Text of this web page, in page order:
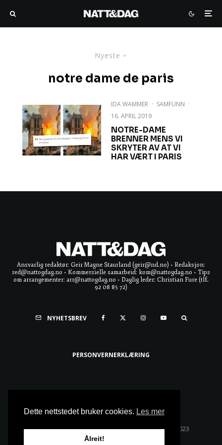
Nyeste
notre dame de paris
IDA WAMMER · SAMFUNN ·
16. APRIL 2019
NOTRE-DAME
BRENNER MENS VI
SKRYTER AV AT VI
HAR VÆRT I PARIS
Ansvarlig redaktør: Geir Magne Staurland (geir@nd.no) • Redaksjon:
red@nattogdag.no • Kommersielle samarbeid: kom@nattogdag.no • Tips
om arrangementer: arr@nattogdag.no • Daglig leder: Christian Fure (tlf.
92 08 85 72)
NYHETSBREV
PERSONVERNERKLÆRING
Alle rettigheter reservert • Copyright © Natt & Dag 2023
Dette nettstedet bruker cookies. Les mer
Ålreit!